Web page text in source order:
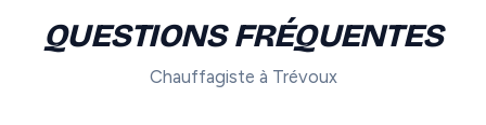
QUESTIONS FRÉQUENTES
Chauffagiste à Trévoux